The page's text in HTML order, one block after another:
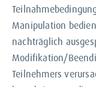
Manipulation
nachträglich
Modifikation/
Teilnehmers